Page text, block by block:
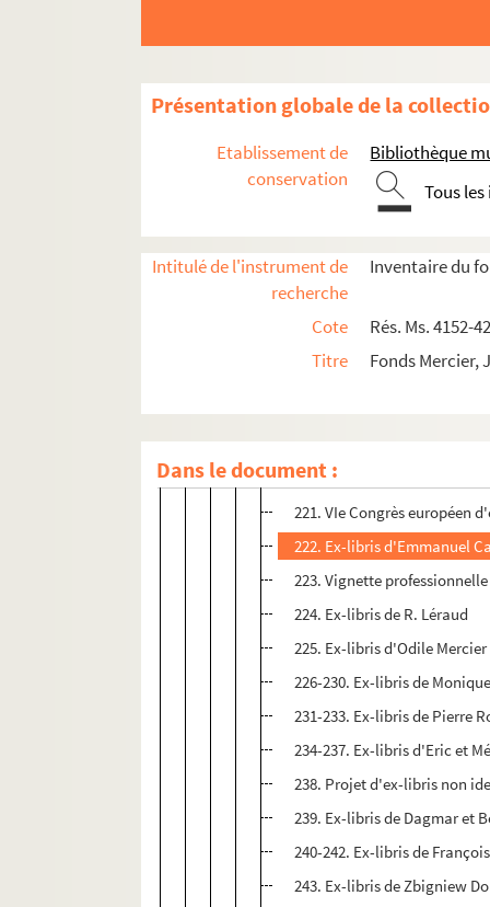
Présentation globale de la
Etablissement de
conservation
Bibliothèque
Tous
Intitulé de l'instrument de
recherche
Inventaire du
Cote
Rés. Ms. 4152-
Titre
Fonds Mercier,
Dans le document :
201. Menu
203-206. Ex-libris de
207. Ex-libris de Pierre Lucas
209. Ex-libris de Paul Pfister
214. Ex-libris d'Odile Mercier
220. Ex-libris de Zbigniew
221. VIe Congrès européen
222. Ex-libris d'Emmanuel
223. Vignette
224. Ex-libris de R. Léraud
225. Ex-libris d'Odile Mercier
226-230. Ex-libris de
231-233. Ex-libris de Pierre
234-237. Ex-libris d'Eric et
238. Projet d'ex-libris non
239. Ex-libris de Dagmar et
240-242. Ex-libris de
243. Ex-libris de Zbigniew